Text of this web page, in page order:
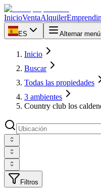
InicioVentaAlquiler
ES Alternar menú
Inicio
Buscar
Todas las propiedades
3 ambientes
Country club los
Filtros